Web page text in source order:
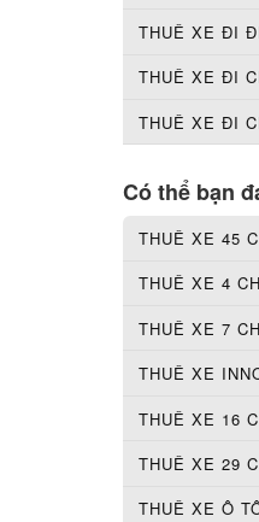
THUÊ XE ĐI
THUÊ XE ĐI
THUÊ XE ĐI
Có thể bạn
THUÊ XE 45
THUÊ XE 4
THUÊ XE 7
THUÊ XE
THUÊ XE 16
THUÊ XE 29
THUÊ XE Ô